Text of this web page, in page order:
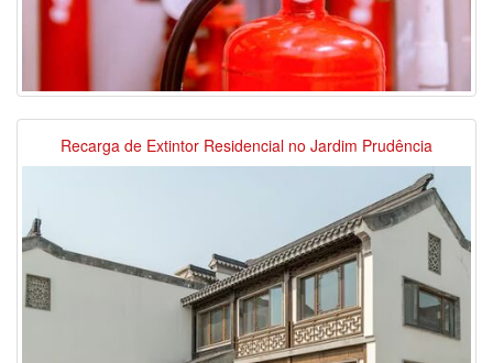
Recarga de Extintor Residencial no Jardim Prudência